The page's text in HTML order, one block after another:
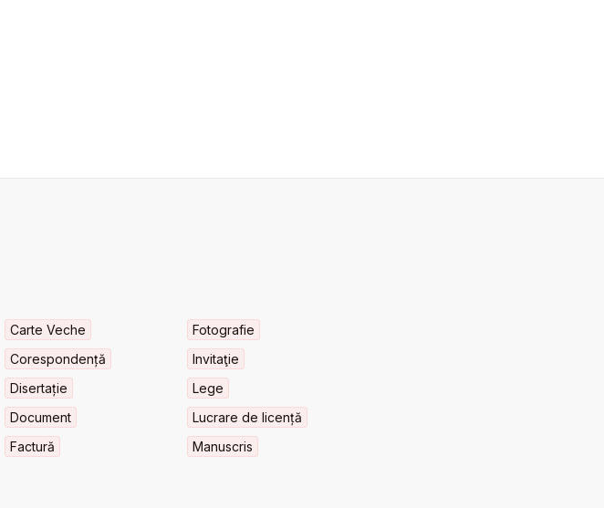
Carte Veche
Corespondență
Disertație
Document
Factură
Fotografie
Invitaţie
Lege
Lucrare de licență
Manuscris